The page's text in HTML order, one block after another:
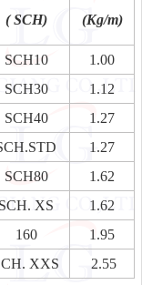
( SCH) (Kg/m)
SCH10
1.00
SCH30
1.12
SCH40
1.27
1.27
SCH80
1.62
SCH. XS
1.62
160
1.95
XXS 2.55